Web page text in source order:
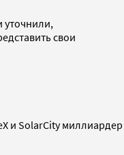
уточнили,
свои
и SolarCity миллиардер